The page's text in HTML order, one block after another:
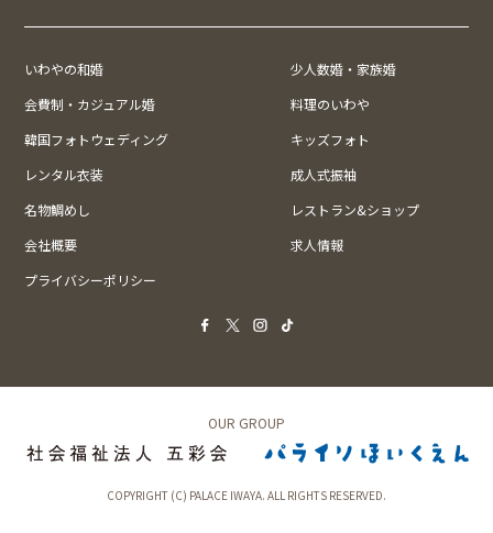
いわやの和婚
少人数婚・家族婚
会費制・カジュアル婚
料理のいわや
韓国フォトウェディング
キッズフォト
レンタル衣装
成人式振袖
名物鯛めし
レストラン&ショップ
会社概要
求人情報
プライバシーポリシー
OUR GROUP
COPYRIGHT (C) PALACE IWAYA. ALL RIGHTS RESERVED.